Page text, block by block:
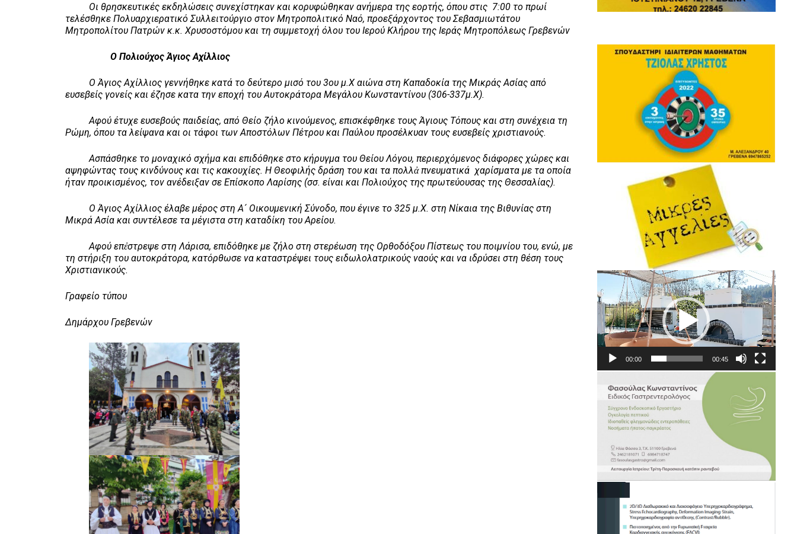
Οι θρησκευτικές εκδηλώσεις συνεχίστηκαν και κορυφώθηκαν ανήμερα της εορτής, όπου στις 7:00 το πρωί
τελέσθηκε Πολυαρχιερατικό Συλλειτούργιο στον Μητροπολιτικό Ναό, προεξάρχοντος του Σεβασμιωτάτου
Μητροπολίτου Πατρών κ.κ. Χρυσοστόμου και τη συμμετοχή όλου του Ιερού Κλήρου της Ιεράς Μητροπόλεως Γρεβενών
Ο Πολιούχος Άγιος Αχίλλιος
Ο Άγιος Αχίλλιος γεννήθηκε κατά το δεύτερο μισό του 3ου μ.Χ αιώνα στη Καπαδοκία της Μικράς Ασίας από
ευσεβείς γονείς και έζησε κατα την εποχή του Αυτοκράτορα Μεγάλου Κωνσταντίνου (306-337μ.Χ).
Αφού έτυχε ευσεβούς παιδείας, από Θείο ζήλο κινούμενος, επισκέφθηκε τους Άγιους Τόπους και στη συνέχεια τη
Ρώμη, όπου τα λείψανα και οι τάφοι των Αποστόλων Πέτρου και Παύλου προσέλκυαν τους ευσεβείς χριστιανούς.
Ασπάσθηκε το μοναχικό σχήμα και επιδόθηκε στο κήρυγμα του Θείου Λόγου, περιερχόμενος διάφορες χώρες και
αψηφώντας τους κινδύνους και τις κακουχίες. Η Θεοφιλής δράση του και τα πολλἀ πνευματικά χαρίσματα με τα οποία
ήταν προικισμένος, τον ανέδειξαν σε Επίσκοπο Λαρίσης (σσ. είναι και Πολιούχος της πρωτεύουσας της Θεσσαλίας).
Ο Άγιος Αχίλλιος έλαβε μέρος στη Α´ Οικουμενική Σύνοδο, που έγινε το 325 μ.Χ. στη Νίκαια της Βιθυνίας στη
Μικρά Ασία και συντέλεσε τα μέγιστα στη καταδίκη του Αρείου.
Αφού επἐστρεψε στη Λάρισα, επιδόθηκε με ζήλο στη στερέωση της Ορθοδόξου Πίστεως του ποιμνίου του, ενώ, με
τη στήριξη του αυτοκράτορα, κατόρθωσε να καταστρέψει τους ειδωλολατρικούς ναούς και να ιδρύσει στη θέση τους
Χριστιανικούς.
Γραφείο τύπου
Δημάρχου Γρεβενών
Πρόγραμμα
Αναπαραγωγής
Βίντεο
00:00 00:45